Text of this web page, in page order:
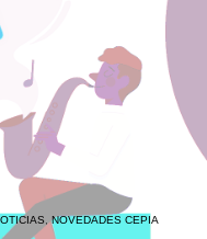
,NOVEDADES CEPIA